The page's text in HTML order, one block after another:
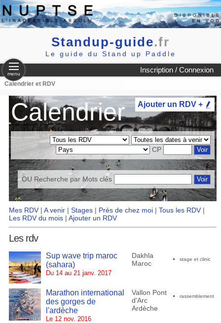
Standup-guide.fr
Le guide du Stand up Paddle
Inscription / Connexion
menu
Calendrier et RDV
Ajouter un RDV +
Calendrier
CP
OU Recherche par Mots clés
Mes RDV| A venir| Stages| Près de chez moi| Tous les RDV|
Les RDV du mois| Ajouter un RDV
Les rdv
Sup wave trip maroc
(sahara)
Du 14 au 21 janv. 2017
Dakhla
Maroc
stage et clinic
Marathon international
des gorges de
l'ardèche
Le 12 nov. 2016
Vallon Pont
d'Arc
Ardèche
rassemblement